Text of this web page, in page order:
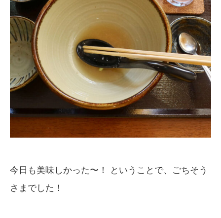
今日も美味しかった〜！ ということで、ごちそう
さまでした！